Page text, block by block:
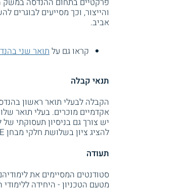
והייצור, וכך מסייעים
אביב.
קראו גם עלתואר שני
תנאי קבלה
הקבלה לבעלי תואר ראשון
יש צורך גם בניסיון תעסוקתי
להציג ציון בשלושת חלקי מבחן GRE, יש לעבור גם וועדת קבלה.
תעודה
מטעם הטכניון - היחידה ללימודי